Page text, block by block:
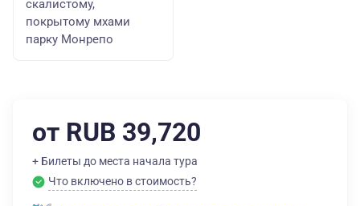
скалистому,
покрытому мхами
парку Монрепо
от RUB 39,720
+ Билеты до места начала тура
Что включено в стоимость?